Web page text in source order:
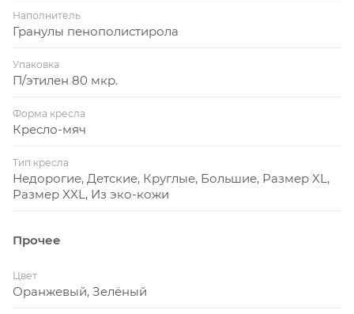
Наполнитель
Гранулы пенополистирола
Упаковка
П/этилен 80 мкр.
Форма кресла
Кресло-мяч
Тип кресла
Недорогие, Детские, Круглые, Большие, Размер XL,
Размер XXL, Из эко-кожи
Прочее
Цвет
Оранжевый, Зелёный